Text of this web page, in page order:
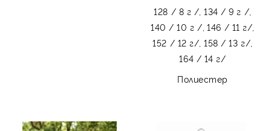
128 / 8 г /, 134 / 9 г /,
140 / 10 г /, 146 / 11 г/,
152 / 12 г/, 158 / 13 г/,
164 / 14 г/
Полиестер